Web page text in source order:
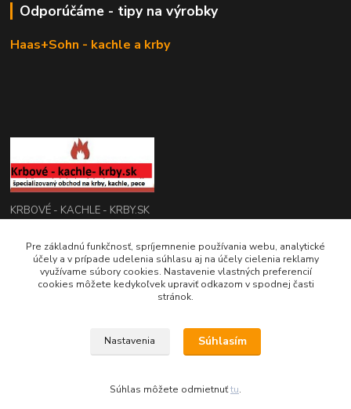
Odporúčáme - tipy na výrobky
Haas+Sohn - kachle a krby
KRBOVÉ - KACHLE - KRBY.SK
0949 476 255
08:00 - 17.00
2022 RB Business Slovakia, s. r. o.
Pre základnú funkčnosť, spríjemnenie používania webu, analytické
účely a v prípade udelenia súhlasu aj na účely cielenia reklamy
využívame súbory cookies. Nastavenie vlastných preferencií
cookies môžete kedykoľvek upraviť odkazom v spodnej časti
stránok.
Nastavenia Súhlasím
Súhlas môžete odmietnuťtu.